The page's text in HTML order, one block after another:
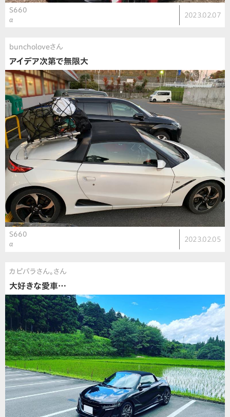
S660
α
2023.02.07
buncholoveさん
アイデア次第で無限大
S660
α
2023.02.05
カピバラさん。さん
大好きな愛車…